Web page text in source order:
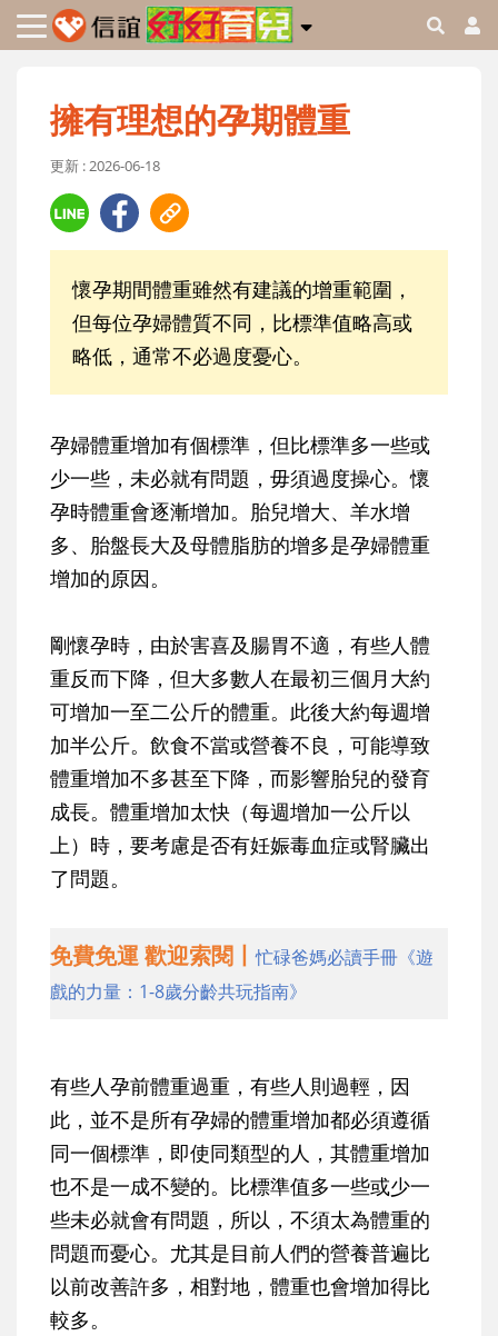
擁有理想的孕期體重
更新 : 2026-06-18
懷孕期間體重雖然有建議的增重範圍，
但每位孕婦體質不同，比標準值略高或
略低，通常不必過度憂心。
孕婦體重增加有個標準，但比標準多一些或
少一些，未必就有問題，毋須過度操心。懷
孕時體重會逐漸增加。胎兒增大、羊水增
多、胎盤長大及母體脂肪的增多是孕婦體重
增加的原因。
剛懷孕時，由於害喜及腸胃不適，有些人體
重反而下降，但大多數人在最初三個月大約
可增加一至二公斤的體重。此後大約每週增
加半公斤。飲食不當或營養不良，可能導致
體重增加不多甚至下降，而影響胎兒的發育
成長。體重增加太快（每週增加一公斤以
上）時，要考慮是否有妊娠毒血症或腎臟出
了問題。
免費免運 歡迎索閱丨忙碌爸媽必讀手冊《遊
戲的力量：1-8歲分齡共玩指南》
有些人孕前體重過重，有些人則過輕，因
此，並不是所有孕婦的體重增加都必須遵循
同一個標準，即使同類型的人，其體重增加
也不是一成不變的。比標準值多一些或少一
些未必就會有問題，所以，不須太為體重的
問題而憂心。尤其是目前人們的營養普遍比
以前改善許多，相對地，體重也會增加得比
較多。